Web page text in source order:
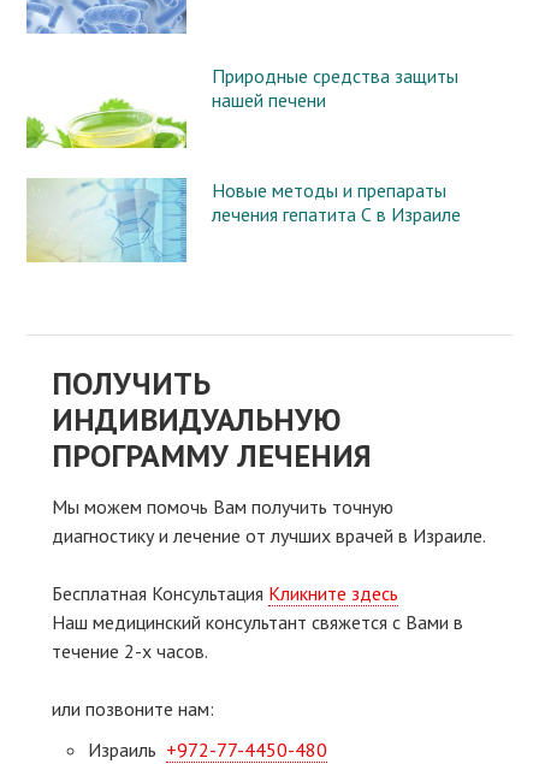
Природные средства защиты
нашей печени
Новые методы и препараты
лечения гепатита С в Израиле
ПОЛУЧИТЬ
ИНДИВИДУАЛЬНУЮ
ПРОГРАММУ ЛЕЧЕНИЯ
Мы можем помочь Вам получить точную
диагностику и лечение от лучших врачей в Израиле.
Бесплатная Консультация Кликните здесь
Наш медицинский консультант свяжeтся с Вами в
течение 2-х часов.
или позвоните нам:
Израиль +972-77-4450-480